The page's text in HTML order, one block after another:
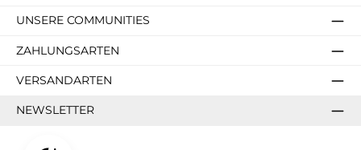
UNSERE COMMUNITIES
ZAHLUNGSARTEN
VERSANDARTEN
NEWSLETTER